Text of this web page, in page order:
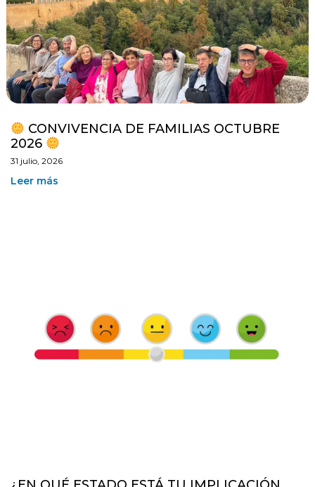
CONVIVENCIA DE FAMILIAS OCTUBRE
2026
31 julio, 2026
Leer más